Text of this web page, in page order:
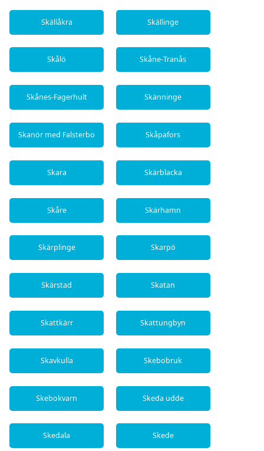
Skällåkra Skällinge
Skålö Skåne-Tranås
Skånes-Fagerhult Skänninge
Skanör med Falsterbo Skåpafors
Skara Skärblacka
Skåre Skärhamn
Skärplinge Skarpö
Skärstad Skatan
Skattkärr Skattungbyn
Skavkulla Skebobruk
Skebokvarn Skeda udde
Skedala Skede